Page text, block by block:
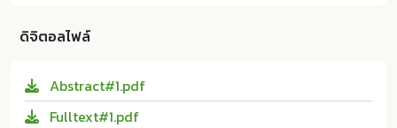
457/PSU.the.2017.14
าษาของนักศึกษาระดับอุดมศึกษาในพื้นที่ 3 จังหวัดชายแด
t. 10.14457/PSU.the.2017.14
ดิจิตอลไฟล์
Abstract#1.pdf
Fulltext#1.pdf